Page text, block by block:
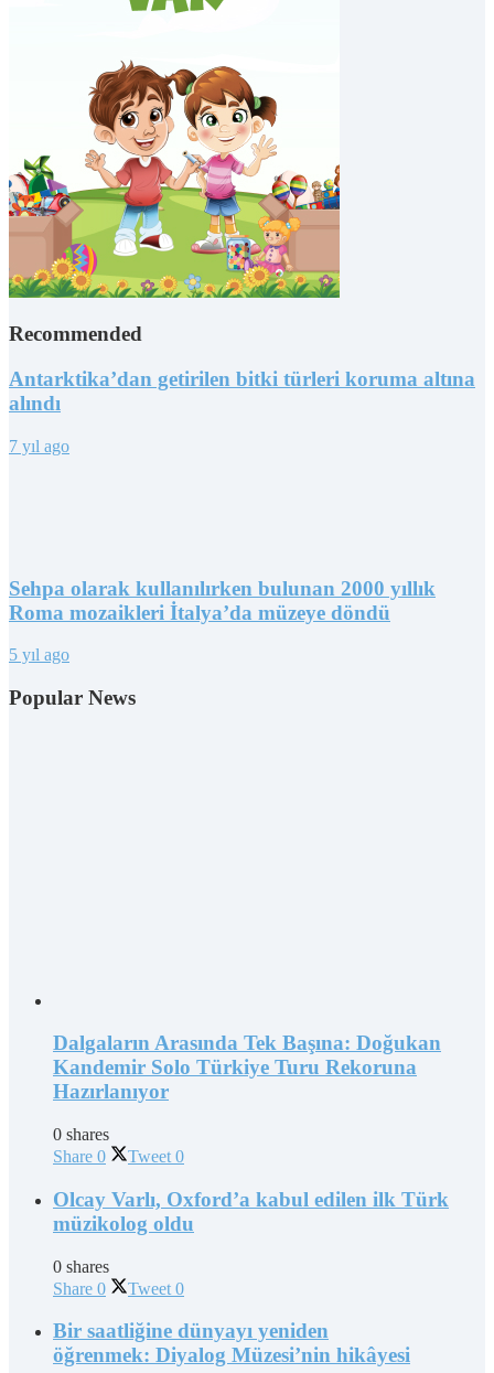
Recommended
Antarktika’dan getirilen bitki türleri koruma altına
alındı
7 yıl ago
Sehpa olarak kullanılırken bulunan 2000 yıllık
Roma mozaikleri İtalya’da müzeye döndü
5 yıl ago
Popular News
Dalgaların Arasında Tek Başına: Doğukan
Kandemir Solo Türkiye Turu Rekoruna
Hazırlanıyor
0 shares
Share 0 Tweet 0
Olcay Varlı, Oxford’a kabul edilen ilk Türk
müzikolog oldu
0 shares
Share 0 Tweet 0
Bir saatliğine dünyayı yeniden
öğrenmek: Diyalog Müzesi’nin hikâyesi